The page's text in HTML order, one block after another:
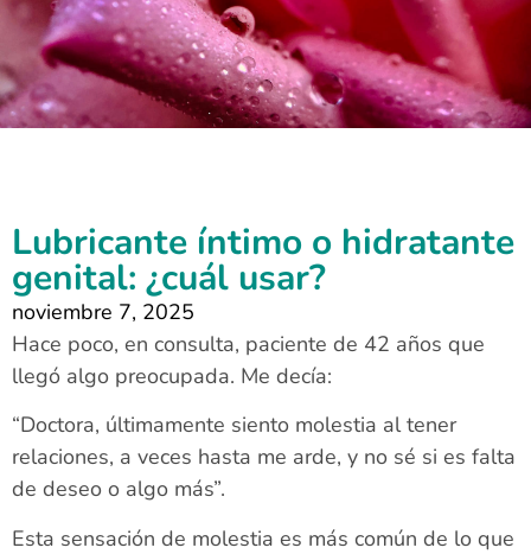
Lubricante íntimo o hidratante
genital: ¿cuál usar?
noviembre 7, 2025
Hace poco, en consulta, paciente de 42 años que
llegó algo preocupada. Me decía:
“Doctora, últimamente siento molestia al tener
relaciones, a veces hasta me arde, y no sé si es falta
de deseo o algo más”.
Esta sensación de molestia es más común de lo que